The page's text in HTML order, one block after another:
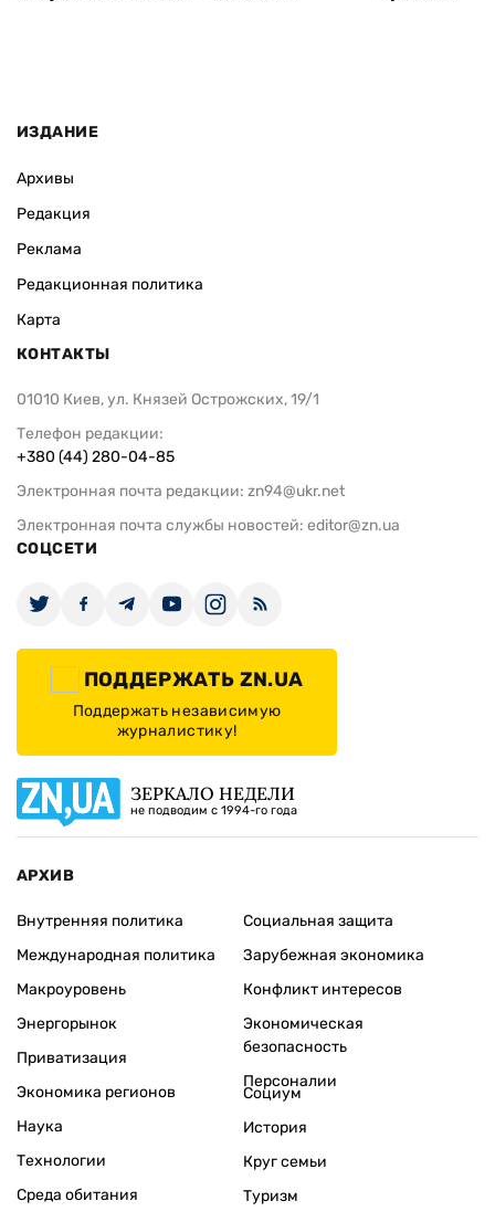
ИЗДАНИЕ
Архивы
Редакция
Реклама
Редакционная политика
Карта
КОНТАКТЫ
01010 Киев, ул. Князей Острожских, 19/1
Телефон редакции:
+380 (44) 280-04-85
Электронная почта редакции: zn94@ukr.net
Электронная почта службы новостей: editor@zn.ua
СОЦСЕТИ
ПОДДЕРЖАТЬ ZN.UA
Поддержать независимую
журналистику!
ЗЕРКАЛО НЕДЕЛИ
не подводим с 1994-го года
АРХИВ
Внутренняя политика
Международная политика
Макроуровень
Энергорынок
Приватизация
Экономика регионов
Социальная защита
Зарубежная экономика
Конфликт интересов
Экономическая
безопасность
Персоналии
Наука
Технологии
Среда обитания
Социум
История
Круг семьи
Туризм